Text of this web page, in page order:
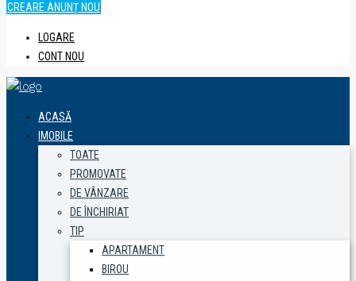
CREARE ANUNȚ NOU
LOGARE
CONT NOU
ACASĂ
IMOBILE
TOATE
PROMOVATE
DE VÂNZARE
DE ÎNCHIRIAT
TIP
APARTAMENT
BIROU